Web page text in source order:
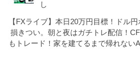
し
【FXライブ】本日20万円目標！ドル
損きつい。朝と夜はガチトレ配信！
もトレード！家を建てるまで帰れない